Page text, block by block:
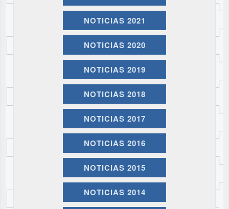
NOTICIAS 2021
NOTICIAS 2020
NOTICIAS 2019
NOTICIAS 2018
NOTICIAS 2017
NOTICIAS 2016
NOTICIAS 2015
NOTICIAS 2014